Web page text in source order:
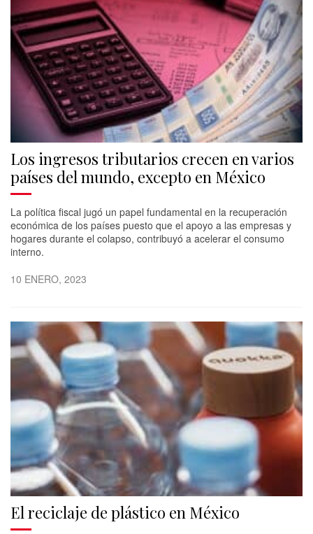
Los ingresos tributarios crecen en varios
países del mundo, excepto en México
La política fiscal jugó un papel fundamental en la recuperación
económica de los países puesto que el apoyo a las empresas y
hogares durante el colapso, contribuyó a acelerar el consumo
interno.
10 ENERO, 2023
El reciclaje de plástico en México